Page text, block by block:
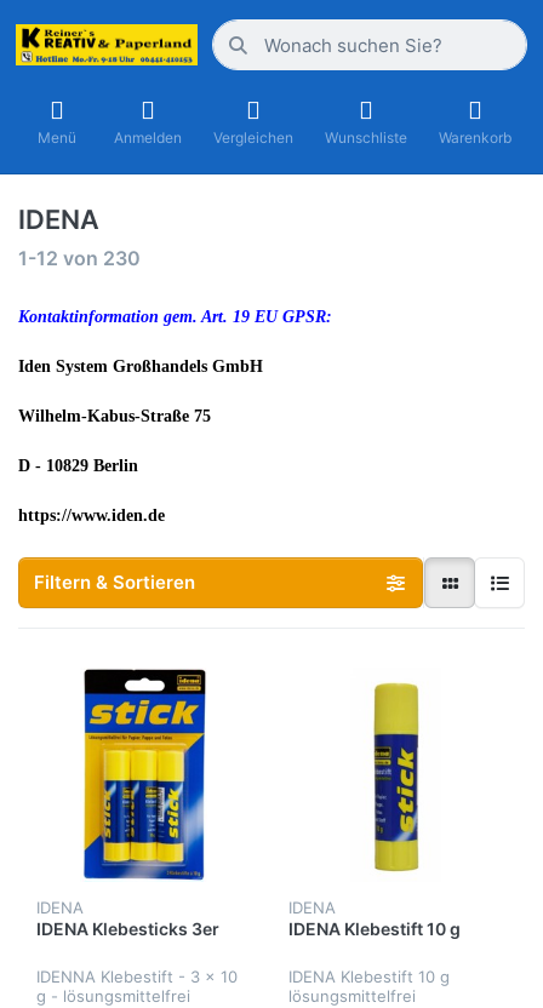
Menü Anmelden Vergleichen Wunschliste Warenkorb
IDENA
1-12 von 230
Kontaktinformation gem. Art. 19 EU GPSR:
Iden System Großhandels GmbH
Wilhelm-Kabus-Straße 75
D - 10829 Berlin
https://www.iden.de
Filtern & Sortieren
IDENA
IDENA Klebesticks 3er
IDENNA Klebestift - 3 x 10
g - lösungsmittelfrei
IDENA
IDENA Klebestift 10 g
IDENA Klebestift 10 g
lösungsmittelfrei